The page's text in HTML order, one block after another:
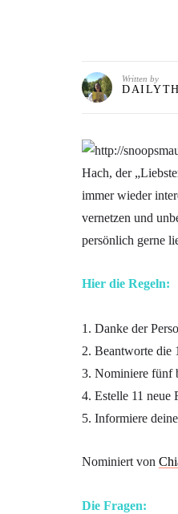
Written by
Hach, der
immer wieder
vernetzen und
persönlich gerne
Hier die Regeln:
1. Danke der
2. Beantworte die
3. Nominiere fünf
4. Estelle 11 neue
5. Informiere
Nominiert von
Die Fragen: